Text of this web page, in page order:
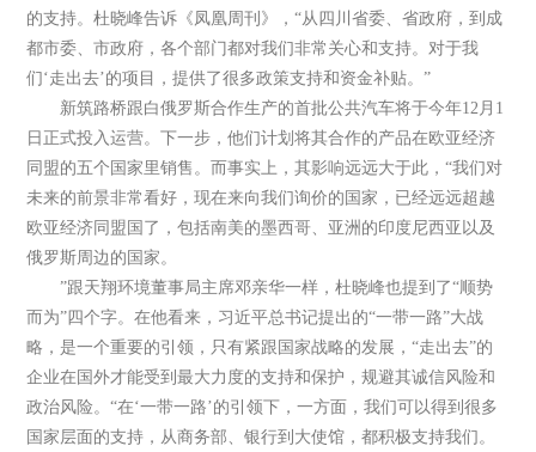
的支持。杜晓峰告诉《凤凰周刊》，“从四川省委、省政府，到成
都市委、市政府，各个部门都对我们非常关心和支持。对于我
们‘走出去’的项目，提供了很多政策支持和资金补贴。”
新筑路桥跟白俄罗斯合作生产的首批公共汽车将于今年12月1
日正式投入运营。下一步，他们计划将其合作的产品在欧亚经济
同盟的五个国家里销售。而事实上，其影响远远大于此，“我们对
未来的前景非常看好，现在来向我们询价的国家，已经远远超越
欧亚经济同盟国了，包括南美的墨西哥、亚洲的印度尼西亚以及
俄罗斯周边的国家。
”跟天翔环境董事局主席邓亲华一样，杜晓峰也提到了“顺势
而为”四个字。在他看来，习近平总书记提出的“一带一路”大战
略，是一个重要的引领，只有紧跟国家战略的发展，“走出去”的
企业在国外才能受到最大力度的支持和保护，规避其诚信风险和
政治风险。“在‘一带一路’的引领下，一方面，我们可以得到很多
国家层面的支持，从商务部、银行到大使馆，都积极支持我们。